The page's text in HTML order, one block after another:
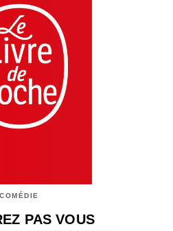
COMÉDIE
PAS VOUS